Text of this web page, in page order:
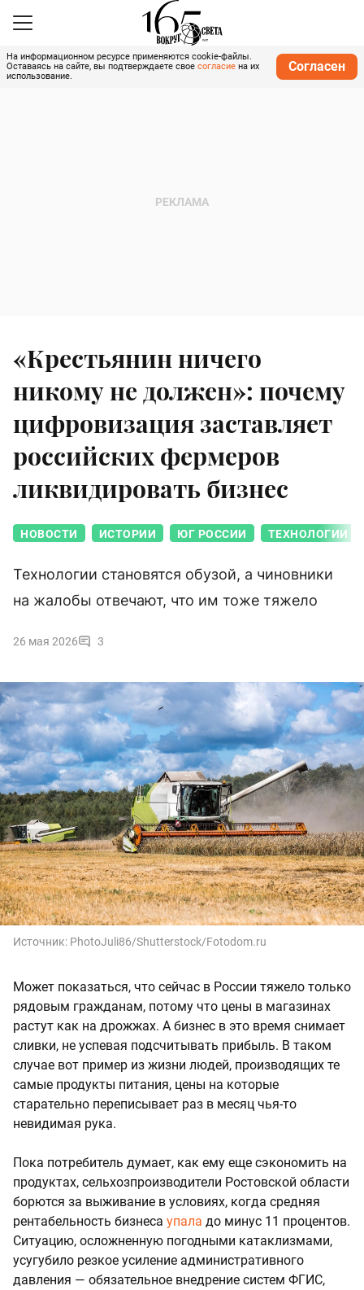
На информационном ресурсе применяются cookie-файлы.
Оставаясь на сайте, вы подтверждаете свое согласие на их
использование.
Согласен
«Крестьянин ничего
никому не должен»: почему
цифровизация заставляет
российских фермеров
ликвидировать бизнес
НОВОСТИ ИСТОРИИ ЮГ РОССИИ ТЕХНОЛОГИИ
Технологии становятся обузой, а чиновники
на жалобы отвечают, что им тоже тяжело
26 мая 2026 3
Источник: PhotoJuli86/Shutterstock/Fotodom.ru
Может показаться, что сейчас в России тяжело только
рядовым гражданам, потому что цены в магазинах
растут как на дрожжах. А бизнес в это время снимает
сливки, не успевая подсчитывать прибыль. В таком
случае вот пример из жизни людей, производящих те
самые продукты питания, цены на которые
старательно переписывает раз в месяц чья-то
невидимая рука.
Пока потребитель думает, как ему еще сэкономить на
продуктах, сельхозпроизводители Ростовской области
борются за выживание в условиях, когда средняя
рентабельность бизнеса упала до минус 11 процентов.
Ситуацию, осложненную погодными катаклизмами,
усугубило резкое усиление административного
давления — обязательное внедрение систем ФГИС,